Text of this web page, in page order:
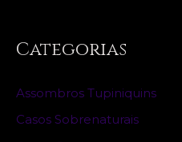
Categorias
Assombros Tupiniquins
Casos Sobrenaturais